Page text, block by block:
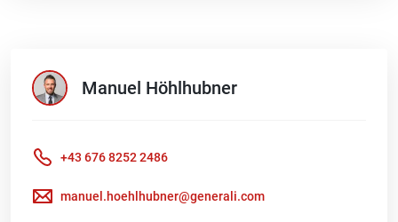
Manuel Höhlhubner
+43 676 8252 2486
manuel.hoehlhubner@generali.com